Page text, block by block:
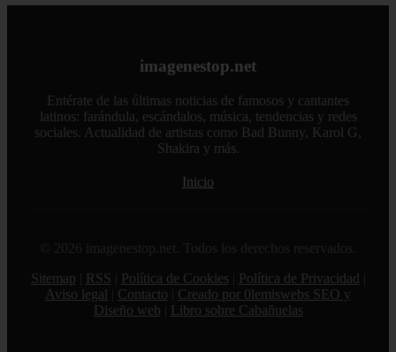
imagenestop.net
Entérate de las últimas noticias de famosos y cantantes
latinos: farándula, escándalos, música, tendencias y redes
sociales. Actualidad de artistas como Bad Bunny, Karol G,
Shakira y más.
Inicio
© 2026 imagenestop.net. Todos los derechos reservados.
Sitemap
RSS Política de Cookies Política de Privacidad
Aviso legal
Contacto
Creado por 0lemiswebs SEO y
Diseño web
Libro sobre Cabañuelas